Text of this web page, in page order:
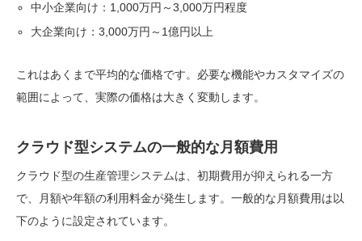
中小企業向け：1,000万円～3,000万円程度
大企業向け：3,000万円～1億円以上
これはあくまで平均的な価格です。必要な機能やカスタマイズの
範囲によって、実際の価格は大きく変動します。
クラウド型システムの一般的な月額費用
クラウド型の生産管理システムは、初期費用が抑えられる一方
で、月額や年額の利用料金が発生します。一般的な月額費用は以
下のように設定されています。